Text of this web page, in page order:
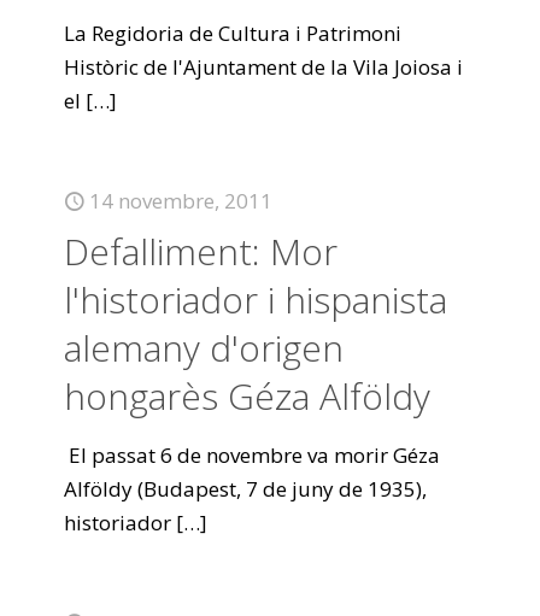
La Regidoria de Cultura i Patrimoni
Històric de l'Ajuntament de la Vila Joiosa i
el […]
14 novembre, 2011
Defalliment: Mor
l'historiador i hispanista
alemany d'origen
hongarès Géza Alföldy
El passat 6 de novembre va morir Géza
Alföldy (Budapest, 7 de juny de 1935),
historiador […]